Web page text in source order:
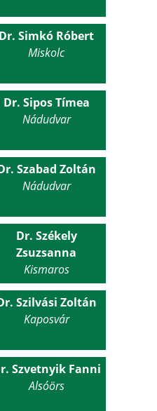
Dr. Simkó Róbert
Miskolc
Dr. Sipos Tímea
Nádudvar
Szabad Zoltán
Nádudvar
Dr. Székely
Zsuzsanna
Kismaros
Szilvási Zoltán
Kaposvár
Szvetnyik Fanni
Alsóörs